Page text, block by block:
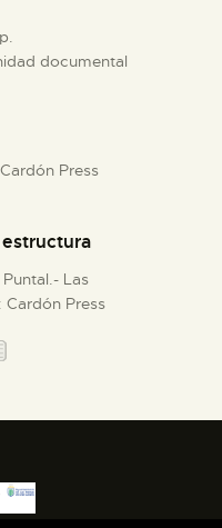
documental
Press
Puntal.- Las
Cardón Press